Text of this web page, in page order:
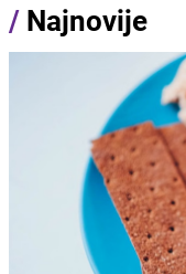
/ Najnovije